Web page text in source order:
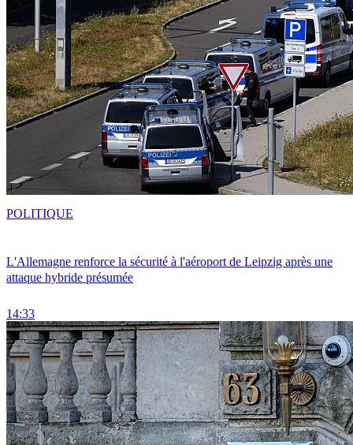
L'Allemagne renforce la sécurité à l'aéroport de Leipzig après une
attaque hybride présumée
14:33
POLITIQUE